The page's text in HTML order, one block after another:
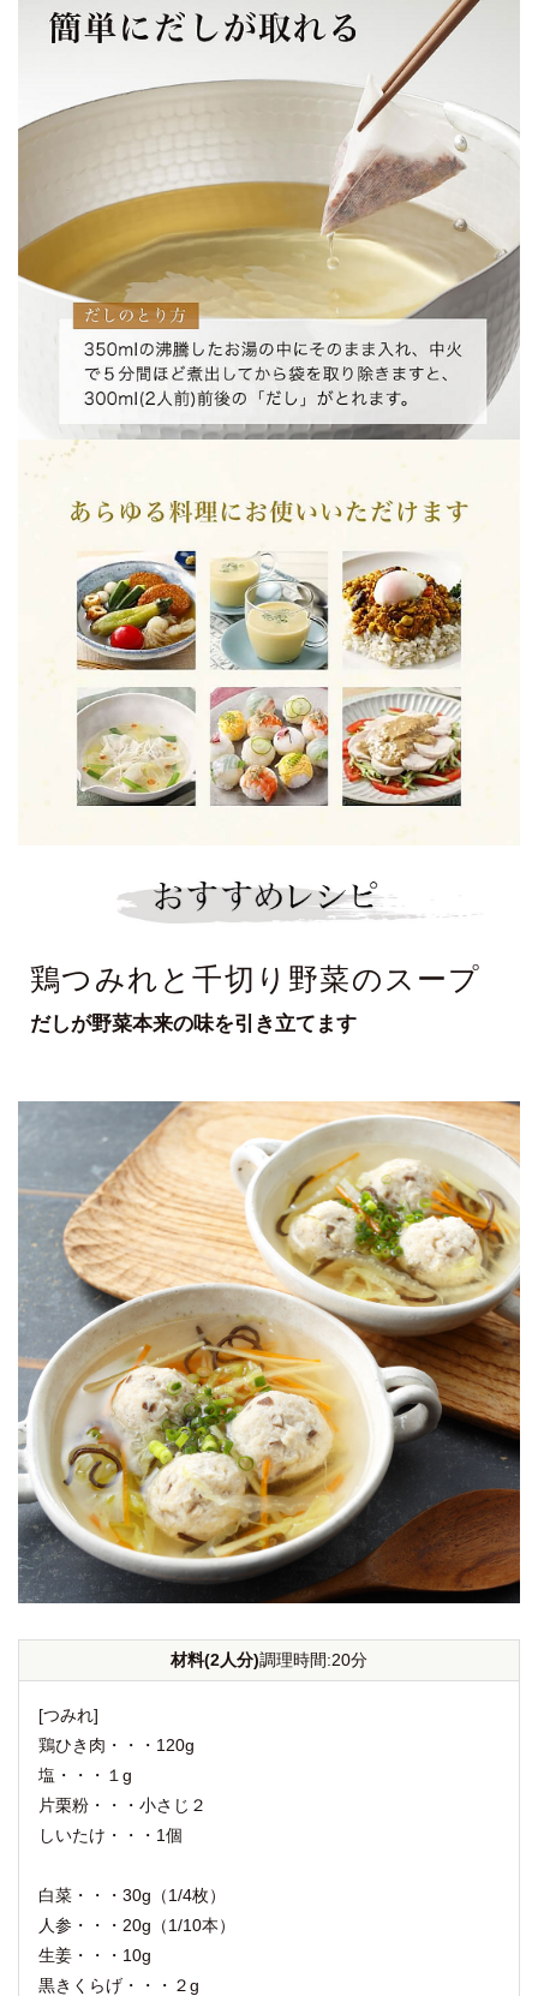
鶏つみれと千切り野菜のスープ
だしが野菜本来の味を引き立てます
材料(2人分)調理時間:20分
[つみれ]
鶏ひき肉・・・120g
塩・・・１g
片栗粉・・・小さじ２
しいたけ・・・1個
白菜・・・30g（1/4枚）
人参・・・20g（1/10本）
生姜・・・10g
黒きくらげ・・・２g